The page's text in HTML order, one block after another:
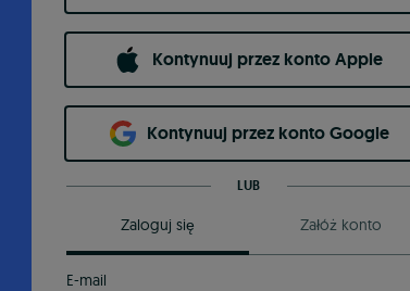
Kontynuuj przez konto Apple
Kontynuuj przez konto Google
LUB
Zaloguj się Załóż konto
E-mail